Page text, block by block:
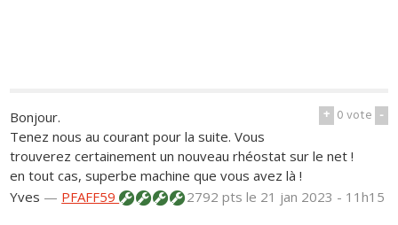
+ 0vote -
Bonjour.
Tenez nous au courant pour la suite. Vous
trouverez certainement un nouveau rhéostat sur le net !
en tout cas, superbe machine que vous avez là !
Yves — PFAFF59 2792 ptsle 21 jan 2023 - 11h15